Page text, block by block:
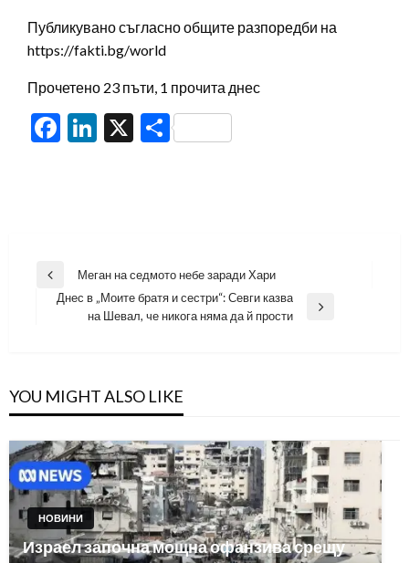
Публикувано съгласно общите разпоредби на
https://fakti.bg/world
Прочетено 23 пъти, 1 прочита днес
Facebook
LinkedIn
X Share
Навигация
Previous
Post
Меган на седмото небе заради Хари
Днес в „Моите братя и сестри“: Севги казва
на Шевал, че никога няма да й прости
YOU MIGHT ALSO LIKE
НОВИНИ
Израел започна мощна офанзива срещу